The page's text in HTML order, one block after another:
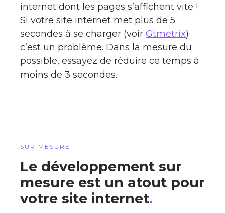
internet dont les pages s’affichent vite !
Si votre site internet met plus de 5
secondes à se charger (voir Gtmetrix)
c’est un problème. Dans la mesure du
possible, essayez de réduire ce temps à
moins de 3 secondes.
SUR MESURE
Le développement sur
mesure est un atout pour
votre site internet.